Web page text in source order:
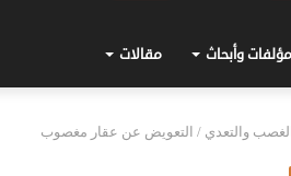
مؤلفات وأبحاث مقالات
الغصب والتعدي / التعويض عن عقار مغصوب